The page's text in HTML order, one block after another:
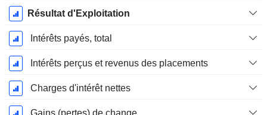
Résultat d'Exploitation
Intérêts payés, total
Intérêts perçus et revenus des placements
Charges d'intérêt nettes